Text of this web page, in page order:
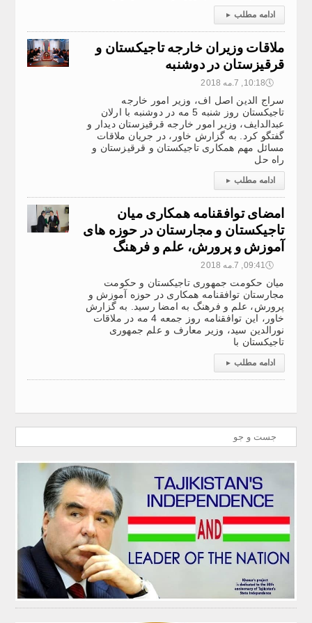
ادامه مطلب ▸
ملاقات وزیران خارجه تاجیکستان و
قرقیزستان در دوشنبه
🕔10:18, 7.مه 2018
سراج الدین اصل اف، وزیر امور خارجه
تاجیکستان روز شنبه 5 مه در دوشنبه با ارلان
عبدالدایف، وزیر امور خارجه قرقیزستان دیدار و
گفتگو کرد. به گزارش خاور، در جریان ملاقات
مسائل مهم همکاری تاجیکستان و قرقیزستان و
راه حل
ادامه مطلب ▸
امضای توافقنامه همکاری میان
تاجیکستان و مجارستان در حوزه های
آموزش و پرورش، علم و فرهنگ
🕔09:41, 7.مه 2018
میان حکومت جمهوری تاجیکستان و حکومت
مجارستان توافق­نامه همکاری در حوزه آموزش و
پرورش، علم و فرهنگ به امضا رسید. به گزارش
خاور، این توافقنامه روز جمعه 4 مه در ملاقات
نورالدین سید، وزیر معارف و علم جمهوری
تاجیکستان با
ادامه مطلب ▸